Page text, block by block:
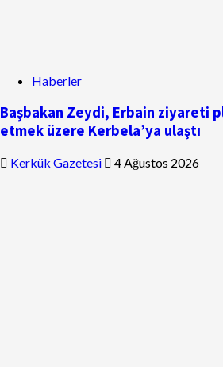
Haberler
Başbakan Zeydi, Erbain ziyareti
etmek üzere Kerbela’ya ulaştı
Kerkük Gazetesi 4 Ağustos 2026